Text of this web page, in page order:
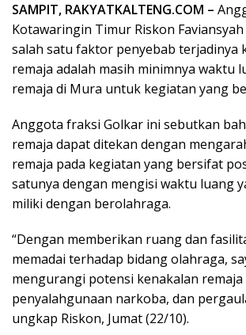
SAMPIT, RAKYATKALTENG.COM –
Kotawaringin Timur Riskon
salah satu faktor penyebab terjadinya
remaja adalah masih minimnya waktu
remaja di Mura untuk kegiatan yang
Anggota fraksi Golkar ini sebutkan
remaja dapat ditekan dengan
remaja pada kegiatan yang bersifat
satunya dengan mengisi waktu luang
miliki dengan berolahraga.
“Dengan memberikan ruang dan
memadai terhadap bidang olahraga,
mengurangi potensi kenakalan
penyalahgunaan narkoba, dan
ungkap Riskon, Jumat (22/10).